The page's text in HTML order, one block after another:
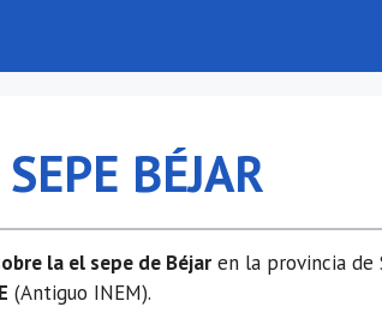
BÉJAR
la el sepe de Béjar en la provincia de
(Antiguo INEM).